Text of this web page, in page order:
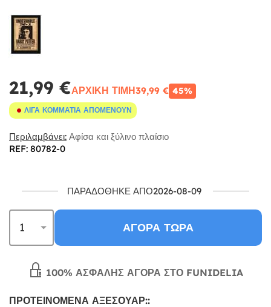
21,99 €ΑΡΧΙΚΉ ΤΙΜΉ39,99 € 45%
ΛΊΓΑ ΚΟΜΜΆΤΙΑ ΑΠΟΜΈΝΟΥΝ
Περιλαμβάνει: Αφίσα και ξύλινο πλαίσιο
REF: 80782-0
ΠΑΡΑΔΌΘΗΚΕ ΑΠΌ2026-08-09
ΑΓΟΡΆ ΤΏΡΑ
100% ΑΣΦΑΛΉΣ ΑΓΟΡΆ ΣΤΟ FUNIDELIA
ΠΡΟΤΕΙΝΌΜΕΝΑ ΑΞΕΣΟΥΆΡ::